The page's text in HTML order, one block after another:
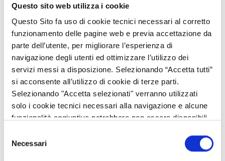
Questo sito web utilizza i cookie
Questo Sito fa uso di cookie tecnici necessari al corretto
funzionamento delle pagine web e previa accettazione da
parte dell’utente, per migliorare l’esperienza di
navigazione degli utenti ed ottimizzare l’utilizzo dei
servizi messi a disposizione. Selezionando “Accetta tutti”
si acconsente all’utilizzo di cookie di terze parti.
Selezionando "Accetta selezionati" verranno utilizzati
solo i cookie tecnici necessari alla navigazione e alcune
funzionalità aggiuntive potrebbero non essere disponibili.
delNecessariun'Europa più unita, democratica e vicina ai
giovani